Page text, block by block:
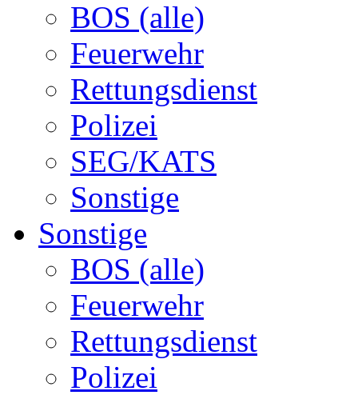
BOS (alle)
Feuerwehr
Rettungsdienst
Polizei
SEG/KATS
Sonstige
Sonstige
BOS (alle)
Feuerwehr
Rettungsdienst
Polizei